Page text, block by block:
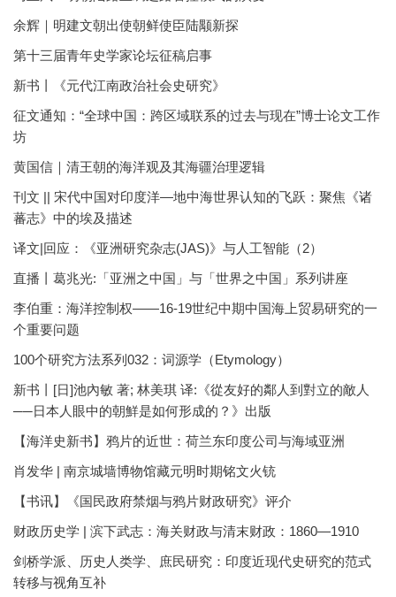
余辉｜明建文朝出使朝鲜使臣陆颙新探
第十三届青年史学家论坛征稿启事
新书丨《元代江南政治社会史研究》
征文通知：“全球中国：跨区域联系的过去与现在”博士论文工作
坊
黄国信｜清王朝的海洋观及其海疆治理逻辑
刊文 || 宋代中国对印度洋—地中海世界认知的飞跃：聚焦《诸
蕃志》中的埃及描述
译文|回应：《亚洲研究杂志(JAS)》与人工智能（2）
直播丨葛兆光:「亚洲之中国」与「世界之中国」系列讲座
李伯重：海洋控制权——16-19世纪中期中国海上贸易研究的一
个重要问题
100个研究方法系列032：词源学（Etymology）
新书丨[日]池內敏 著; 林美琪 译:《從友好的鄰人到對立的敵人
──日本人眼中的朝鮮是如何形成的？》出版
【海洋史新书】鸦片的近世：荷兰东印度公司与海域亚洲
肖发华 | 南京城墙博物馆藏元明时期铭文火铳
【书讯】《国民政府禁烟与鸦片财政研究》评介
财政历史学 | 滨下武志：海关财政与清末财政：1860—1910
剑桥学派、历史人类学、庶民研究：印度近现代史研究的范式
转移与视角互补